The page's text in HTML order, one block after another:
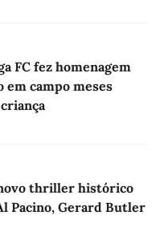
FC fez homenagem
campo meses
thriller histórico
Pacino, Gerard Butler